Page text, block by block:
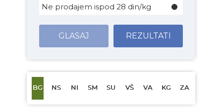
Ne prodajem ispod 28 din/kg
GLASAJ REZULTATI
BG NS NI SM SU VŠ VA KG ZA